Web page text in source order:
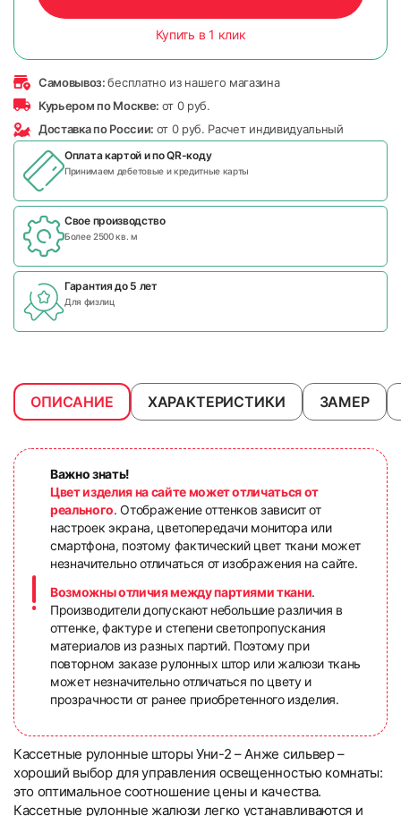
Купить в 1 клик
Самовывоз:бесплатно из нашего магазина
Курьером по Москве: от 0 руб.
Доставка по России: от 0 руб. Расчет индивидуальный
Оплата картой и поQR-коду
Принимаем дебетовые и кредитные карты
Свое производство
Более 2500 кв. м
Гарантия до 5 лет
Для физлиц
ОПИСАНИЕ ХАРАКТЕРИСТИКИ ЗАМЕР
Важно знать!
Цвет изделия на сайте может отличаться от
реального. Отображение оттенков зависит от
настроек экрана, цветопередачи монитора или
смартфона, поэтому фактический цвет ткани может
незначительно отличаться от изображения на сайте.
Возможны отличия между партиями ткани.
Производители допускают небольшие различия в
оттенке, фактуре и степени светопропускания
материалов из разных партий. Поэтому при
повторном заказе рулонных штор или жалюзи ткань
может незначительно отличаться по цвету и
прозрачности от ранее приобретенного изделия.
Кассетные рулонные шторы Уни-2 – Анже сильвер –
хороший выбор для управления освещенностью комнаты:
это оптимальное соотношение цены и качества.
Кассетные рулонные жалюзи легко устанавливаются и